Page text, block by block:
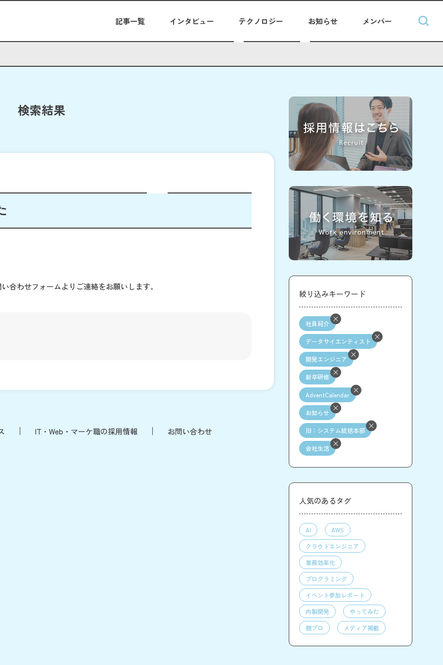
記事一覧 インタビュー テクノロジー お知らせ メンバー
検索結果
合わせフォームよりご連絡をお願いします。
IT・Web・マーケ職の採用情報 お問い合わせ
絞り込みキーワード
社員紹介
データサイエンティスト
開発エンジニア
新卒研修
AdventCalendar
お知らせ
旧：システム統括本部
会社生活
人気のあるタグ
AI
AWS
クラウドエンジニア
業務効率化
プログラミング
イベント参加レポート
内製開発
やってみた
競プロ
メディア掲載